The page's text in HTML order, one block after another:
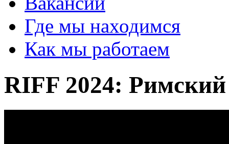
Где мы находимся
Как мы работаем
RIFF 2024: